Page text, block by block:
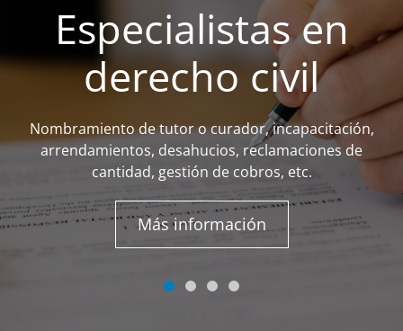
Especialistas en
derecho civil
Nombramiento de tutor o curador, incapacitación,
arrendamientos, desahucios, reclamaciones de
cantidad, gestión de cobros, etc.
Más información